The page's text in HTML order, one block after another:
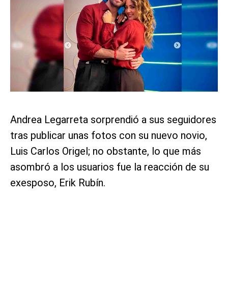
Andrea Legarreta sorprendió a sus seguidores
tras publicar unas fotos con su nuevo novio,
Luis Carlos Origel; no obstante, lo que más
asombró a los usuarios fue la reacción de su
exesposo, Erik Rubín.